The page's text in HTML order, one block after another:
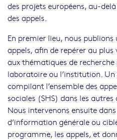
des projets européens, au-
des appels.
En premier lieu, nous
appels, afin de repérer au
aux thématiques de
laboratoire ou l’institution. Un
compilant l’ensemble des
sociales (SHS) dans les autres
Nous intervenons ensuite
d’information générale ou
programme, les appels, et